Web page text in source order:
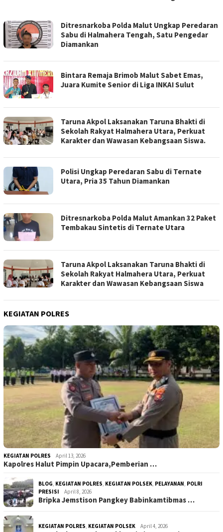
WEBSITE
RESMI
POLRES
HALMAHERA
UTARA
Ditresnarkoba Polda Malut Ungkap Peredaran
Sabu di Halmahera Tengah, Satu Pengedar
Diamankan
Bintara Remaja Brimob Malut Sabet Emas,
Juara Kumite Senior di Liga INKAI Sulut
Taruna Akpol Laksanakan Taruna Bhakti di
Sekolah Rakyat Halmahera Utara, Perkuat
Karakter dan Wawasan Kebangsaan Siswa.
Polisi Ungkap Peredaran Sabu di Ternate
Utara, Pria 35 Tahun Diamankan
Ditresnarkoba Polda Malut Amankan 32 Paket
Tembakau Sintetis di Ternate Utara
Taruna Akpol Laksanakan Taruna Bhakti di
Sekolah Rakyat Halmahera Utara, Perkuat
Karakter dan Wawasan Kebangsaan Siswa
KEGIATAN POLRES
KEGIATAN POLRES April 13, 2026
Kapolres Halut Pimpin Upacara,Pemberian …
BLOG, KEGIATAN POLRES, KEGIATAN POLSEK, PELAYANAN, POLRI
PRESISI
April 8, 2026
Bripka Jemstison Pangkey Babinkamtibmas …
KEGIATAN POLRES, KEGIATAN POLSEK April 4, 2026